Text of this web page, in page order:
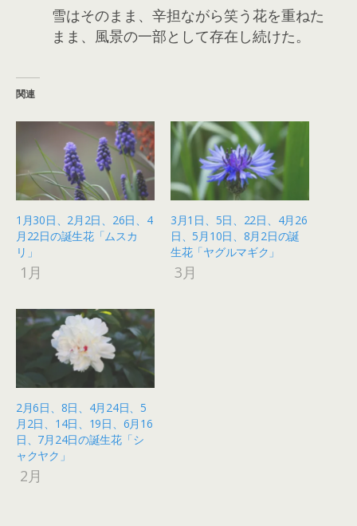
雪はそのまま、辛担ながら笑う花を重ねた
まま、風景の一部として存在し続けた。
関連
1月30日、2月2日、26日、4
月22日の誕生花「ムスカ
リ」
1月
3月1日、5日、22日、4月26
日、5月10日、8月2日の誕
生花「ヤグルマギク」
3月
2月6日、8日、4月24日、5
月2日、14日、19日、6月16
日、7月24日の誕生花「シ
ャクヤク」
2月